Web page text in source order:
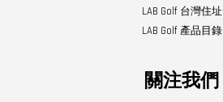
LAB Golf 台灣住址
LAB Golf 產品目錄
關注我們